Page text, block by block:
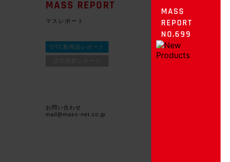
MASS REPORT
マスレポート
OTC新商品レポート
お問い合わせ
mail@mass-net.co.jp
MASS
REPORT
NO.699